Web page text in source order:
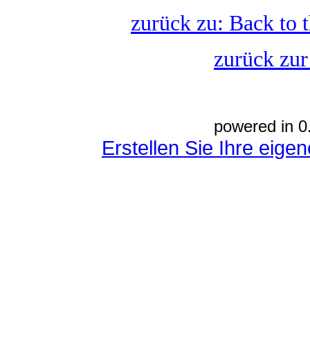
zurück zu: Back to
zurück
powered in
Erstellen Sie Ihre